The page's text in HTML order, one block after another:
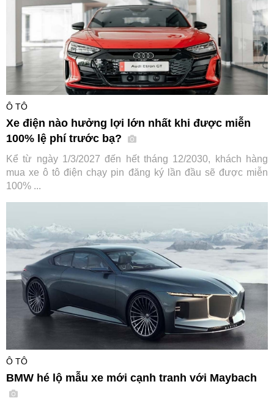
Ô TÔ
Xe điện nào hưởng lợi lớn nhất khi được miễn
100% lệ phí trước bạ?
Kể từ ngày 1/3/2027 đến hết tháng 12/2030, khách hàng
mua xe ô tô điện chạy pin đăng ký lần đầu sẽ được miễn
100% ...
Ô TÔ
BMW hé lộ mẫu xe mới cạnh tranh với Maybach